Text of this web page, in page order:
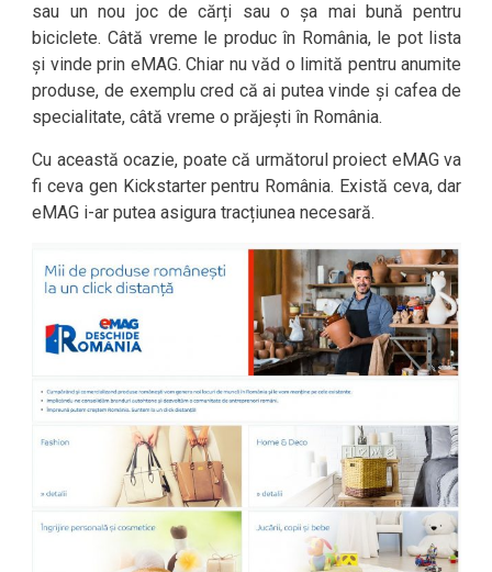
sau un nou joc de cărți sau o șa mai bună pentru
biciclete. Câtă vreme le produc în România, le pot lista
și vinde prin eMAG. Chiar nu văd o limită pentru anumite
produse, de exemplu cred că ai putea vinde și cafea de
specialitate, câtă vreme o prăjești în România.
Cu această ocazie, poate că următorul proiect eMAG va
fi ceva gen Kickstarter pentru România. Există ceva, dar
eMAG i-ar putea asigura tracțiunea necesară.